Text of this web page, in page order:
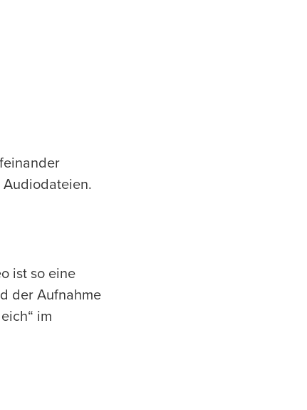
Audiodateien.
ist so eine
der Aufnahme
im